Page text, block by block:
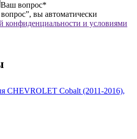
Ваш вопрос*
вы автоматически
конфиденциальности и условиями